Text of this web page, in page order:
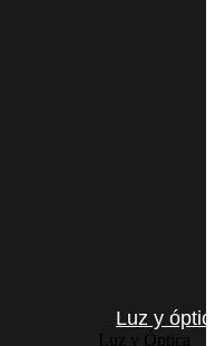
Luz y
Luz y Óptica